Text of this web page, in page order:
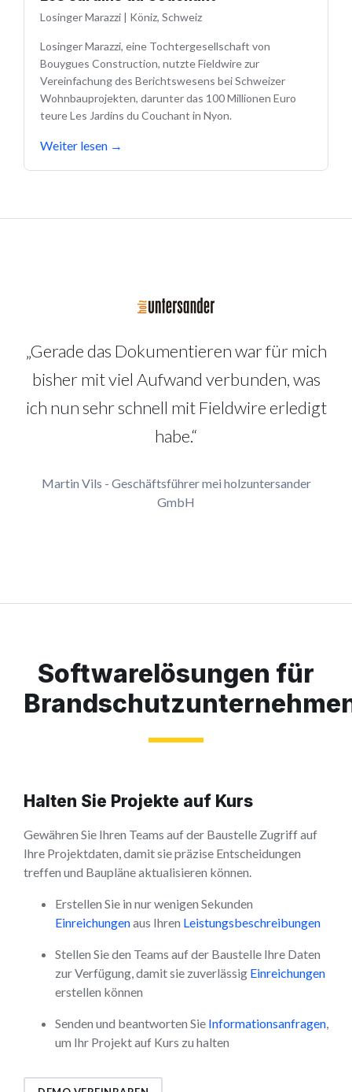
Losinger Marazzi | Köniz, Schweiz
Losinger Marazzi, eine Tochtergesellschaft von
Bouygues Construction, nutzte Fieldwire zur
Vereinfachung des Berichtswesens bei Schweizer
Wohnbauprojekten, darunter das 100 Millionen Euro
teure Les Jardins du Couchant in Nyon.
Weiter lesen →
„Gerade das Dokumentieren war für mich
bisher mit viel Aufwand verbunden, was
ich nun sehr schnell mit Fieldwire erledigt
habe.“
Martin Vils - Geschäftsführer mei holzuntersander
GmbH
Softwarelösungen für
Halten Sie Projekte auf Kurs
Gewähren Sie Ihren Teams auf der Baustelle Zugriff auf
Ihre Projektdaten, damit sie präzise Entscheidungen
treffen und Baupläne aktualisieren können.
Erstellen Sie in nur wenigen Sekunden
Einreichungenaus Ihren Leistungsbeschreibungen
Stellen Sie den Teams auf der Baustelle Ihre Daten
zur Verfügung, damit sie zuverlässig Einreichungen
erstellen können
Senden und beantworten Sie Informationsanfragen,
um Ihr Projekt auf Kurs zu halten